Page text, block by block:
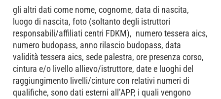
gli altri dati come nome, cognome, data di nascita,
luogo di nascita, foto (soltanto degli istruttori
responsabili/affiliati centri FDKM), numero tessera aics,
numero budopass, anno rilascio budopass, data
validità tessera aics, sede palestra, ore presenza corso,
cintura e/o livello allievo/istruttore, date e luoghi del
raggiungimento livelli/cinture con relativi numeri di
qualifiche, sono dati esterni all’APP, i quali vengono